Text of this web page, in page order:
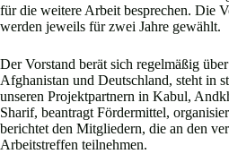
für die weitere Arbeit besprechen. Die
werden jeweils für zwei Jahre gewählt.
Der Vorstand berät sich regelmäßig
Afghanistan und Deutschland, steht in
unseren Projektpartnern in Kabul,
Sharif, beantragt Fördermittel,
berichtet den Mitgliedern, die an den
Arbeitstreffen teilnehmen.